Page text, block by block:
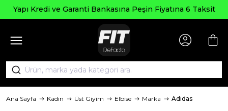
Yapı Kredi ve Garanti Bankasına Peşin Fiyatına 6 Taksit
Ana Sayfa Kadın Üst Giyim Elbise Marka Adidas